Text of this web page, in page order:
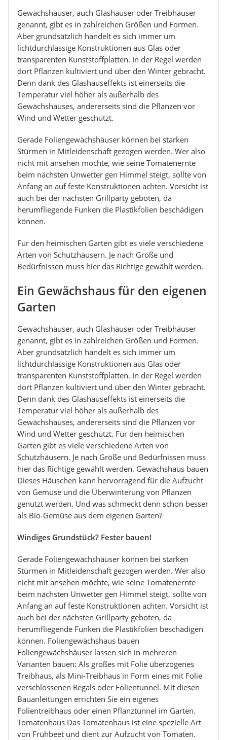
Gewächshäuser, auch Glashäuser oder Treibhäuser
genannt, gibt es in zahlreichen Größen und Formen.
Aber grundsätzlich handelt es sich immer um
lichtdurchlässige Konstruktionen aus Glas oder
transparenten Kunststoffplatten. In der Regel werden
dort Pflanzen kultiviert und über den Winter gebracht.
Denn dank des Glashauseffekts ist einerseits die
Temperatur viel höher als außerhalb des
Gewächshauses, andererseits sind die Pflanzen vor
Wind und Wetter geschützt.
Gerade Foliengewächshäuser können bei starken
Stürmen in Mitleidenschaft gezogen werden. Wer also
nicht mit ansehen möchte, wie seine Tomatenernte
beim nächsten Unwetter gen Himmel steigt, sollte von
Anfang an auf feste Konstruktionen achten. Vorsicht ist
auch bei der nächsten Grillparty geboten, da
herumfliegende Funken die Plastikfolien beschädigen
können.
Für den heimischen Garten gibt es viele verschiedene
Arten von Schutzhäusern. Je nach Größe und
Bedürfnissen muss hier das Richtige gewählt werden.
Ein Gewächshaus für den eigenen
Garten
Gewächshäuser, auch Glashäuser oder Treibhäuser
genannt, gibt es in zahlreichen Größen und Formen.
Aber grundsätzlich handelt es sich immer um
lichtdurchlässige Konstruktionen aus Glas oder
transparenten Kunststoffplatten. In der Regel werden
dort Pflanzen kultiviert und über den Winter gebracht.
Denn dank des Glashauseffekts ist einerseits die
Temperatur viel höher als außerhalb des
Gewächshauses, andererseits sind die Pflanzen vor
Wind und Wetter geschützt. Für den heimischen
Garten gibt es viele verschiedene Arten von
Schutzhäusern. Je nach Größe und Bedürfnissen muss
hier das Richtige gewählt werden. Gewächshaus bauen
Dieses Häuschen kann hervorragend für die Aufzucht
von Gemüse und die Überwinterung von Pflanzen
genutzt werden. Und was schmeckt denn schon besser
als Bio-Gemüse aus dem eigenen Garten?
Windiges Grundstück? Fester bauen!
Gerade Foliengewächshäuser können bei starken
Stürmen in Mitleidenschaft gezogen werden. Wer also
nicht mit ansehen möchte, wie seine Tomatenernte
beim nächsten Unwetter gen Himmel steigt, sollte von
Anfang an auf feste Konstruktionen achten. Vorsicht ist
auch bei der nächsten Grillparty geboten, da
herumfliegende Funken die Plastikfolien beschädigen
können. Foliengewächshaus bauen
Foliengewächshäuser lassen sich in mehreren
Varianten bauen: Als großes mit Folie überzogenes
Treibhaus, als Mini-Treibhaus in Form eines mit Folie
verschlossenen Regals oder Folientunnel. Mit diesen
Bauanleitungen errichten Sie ein eigenes
Folientreibhaus oder einen Pflanztunnel im Garten.
Tomatenhaus Das Tomatenhaus ist eine spezielle Art
von Frühbeet und dient zur Aufzucht von Tomaten.